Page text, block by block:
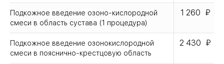
Подкожное введение озоно-кислородной
смеси в область сустава (1 процедура)
1 260
Подкожное введение озонокислородной
смеси в пояснично-крестцовую область
2 430